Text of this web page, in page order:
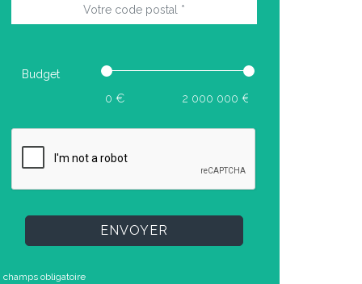
Budget
ENVOYER
champs obligatoire